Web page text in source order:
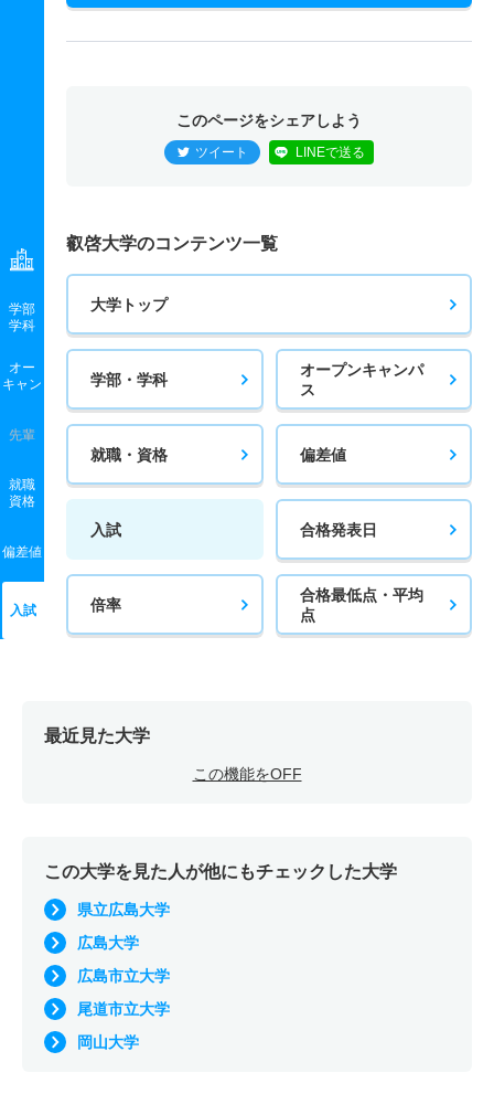
学部
学科
オー
キャン
先輩
就職
資格
偏差値
入試
このページをシェアしよう
ツイート LINEで送る
叡啓大学のコンテンツ一覧
大学トップ
学部・学科
オープンキャンパ
ス
就職・資格 偏差値
入試 合格発表日
倍率
合格最低点・平均
点
最近見た大学
この機能をOFF
この大学を見た人が他にもチェックした大学
県立広島大学
広島大学
広島市立大学
尾道市立大学
岡山大学